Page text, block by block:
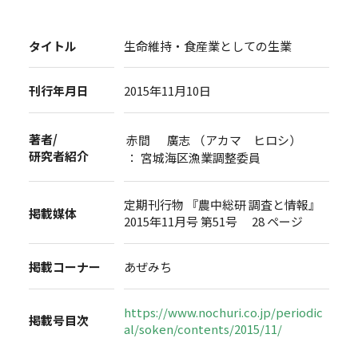
タイトル 生命維持・食産業としての生業
刊行年月日 2015年11月10日
著者/
研究者紹介
赤間 廣志 （アカマ ヒロシ）
： 宮城海区漁業調整委員
掲載媒体
定期刊行物 『農中総研 調査と情報』
2015年11月号 第51号 28 ページ
掲載コーナー あぜみち
掲載号目次
https://www.nochuri.co.jp/periodic
al/soken/contents/2015/11/